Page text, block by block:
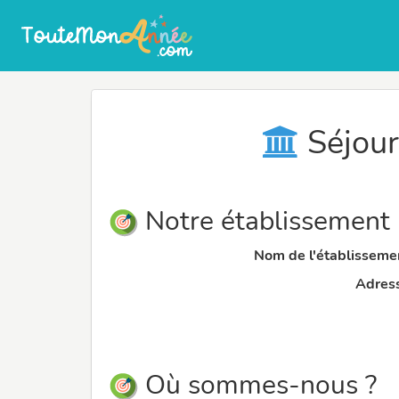
Notre établissement
Nom de
Où sommes-nous ?